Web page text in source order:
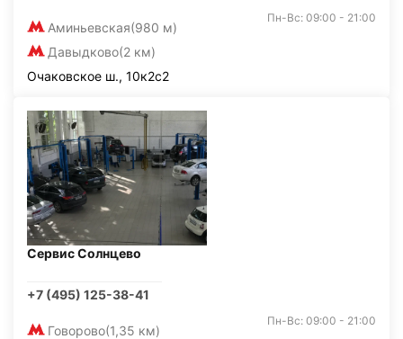
Аминьевская(980 м)
Давыдково(2 км)
Пн-Вс: 09:00 - 21:00
Очаковское ш., 10к2с2
Сервис Солнцево
+7 (495) 125-38-41
Говорово(1,35 км)
Пн-Вс: 09:00 - 21:00